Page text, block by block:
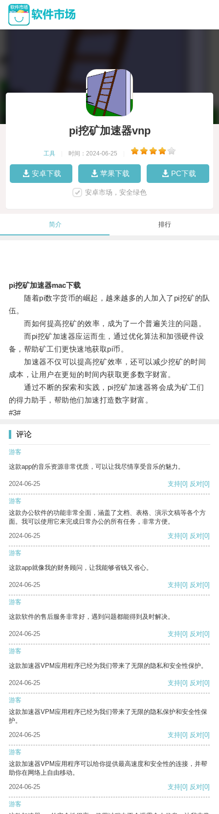
pi挖矿加速器vnp
工具 时间：2024-06-25
安卓下载 苹果下载 PC下载
安卓市场，安全绿色
简介 排行
pi挖矿加速器mac下载
随着pi数字货币的崛起，越来越多的人加入了pi挖矿的队
伍。
而如何提高挖矿的效率，成为了一个普遍关注的问题。
而pi挖矿加速器应运而生，通过优化算法和加强硬件设
备，帮助矿工们更快速地获取pi币。
加速器不仅可以提高挖矿效率，还可以减少挖矿的时间
成本，让用户在更短的时间内获取更多数字财富。
通过不断的探索和实践，pi挖矿加速器将会成为矿工们
的得力助手，帮助他们加速打造数字财富。
#3#
评论
游客
这款app的音乐资源非常优质，可以让我尽情享受音乐的魅力。
2024-06-25 支持[0] 反对[0]
游客
这款办公软件的功能非常全面，涵盖了文档、表格、演示文稿等各个方
面。我可以使用它来完成日常办公的所有任务，非常方便。
2024-06-25
支持[0] 反对[0]
游客
这款app就像我的财务顾问，让我能够省钱又省心。
2024-06-25 支持[0] 反对[0]
游客
这款软件的售后服务非常好，遇到问题都能得到及时解决。
2024-06-25 支持[0] 反对[0]
游客
这款加速器VPM应用程序已经为我们带来了无限的隐私和安全性保护。
2024-06-25 支持[0] 反对[0]
游客
这款加速器VPM应用程序已经为我们带来了无限的隐私保护和安全性保
护。
2024-06-25
支持[0] 反对[0]
游客
这款加速器VPM应用程序可以给你提供最高速度和安全性的连接，并帮
助你在网络上自由移动。
2024-06-25
支持[0] 反对[0]
游客